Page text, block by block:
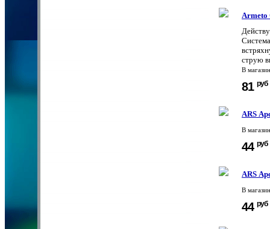
Armeto
струю
В
81 руб
ARS
В
44 руб
ARS
В
44 руб